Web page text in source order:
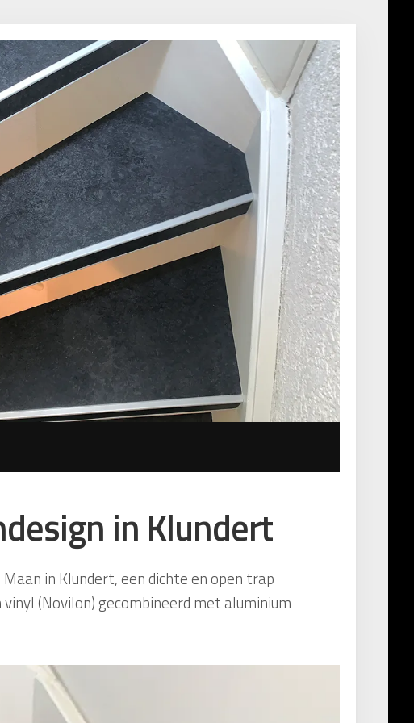
in Klundert
in Klundert, een dichte en open trap
(Novilon) gecombineerd met aluminium